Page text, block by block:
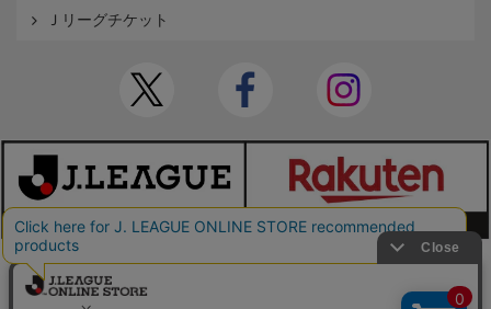
Ｊリーグチケット
本サイトで使用している文章・画像等の無断での複製・転載を禁止します。
© JAPAN PROFESSIONAL FOOTBALL LEAGUE Rakuten Group, Inc. ALL RIGHTS RE